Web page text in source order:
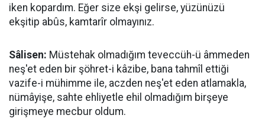
iken kopardım. Eğer size ekşi gelirse, yüzünüzü
ekşitip abûs, kamtarîr olmayınız.
Sâlisen: Müstehak olmadığım teveccüh-ü âmmeden
neş'et eden bir şöhret-i kâzibe, bana tahmîl ettiği
vazife-i mühimme ile, aczden neş'et eden atlamakla,
nümâyişe, sahte ehliyetle ehil olmadığım birşeye
girişmeye mecbur oldum.